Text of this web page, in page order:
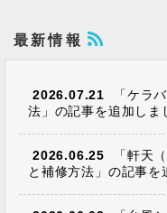
最新情報
2026.07.21
「ケラ
法」の記事を追加しま
2026.06.25
「軒天
と補修方法」の記事を